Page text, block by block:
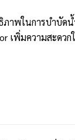
ภาพในการบำบัดน้
เพิ่มความสะดวก